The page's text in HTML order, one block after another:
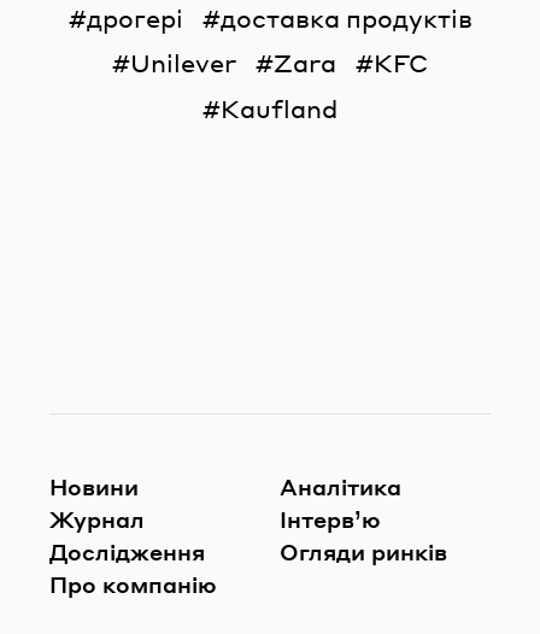
дрогері
доставка продуктів
Unilever
Zara
KFC
Kaufland
Новини
Журнал
Дослідження
Про компанію
Аналітика
Інтерв’ю
Огляди ринків